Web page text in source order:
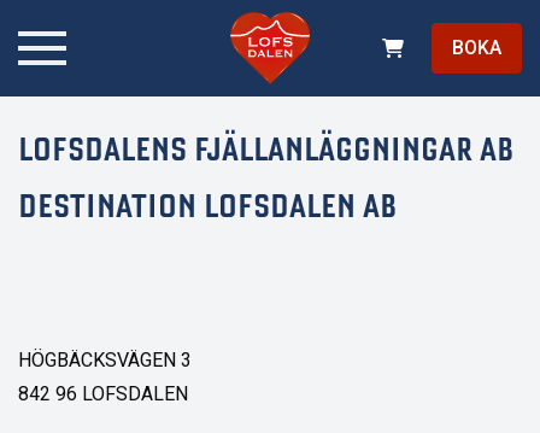
BOKA
LOFSDALENS FJÄLLANLÄGGNINGAR AB
DESTINATION LOFSDALEN AB
HÖGBÄCKSVÄGEN 3
842 96 LOFSDALEN